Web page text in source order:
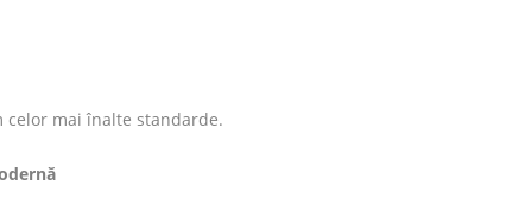
celor mai înalte standarde.